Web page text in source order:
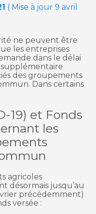
( Mise à jour 9 avril
ne peuvent être
les entreprises
dans le délai
des groupements
Dans certains
19) et Fonds
les
agricoles
désormais jusqu’au
précédemment)
versée :